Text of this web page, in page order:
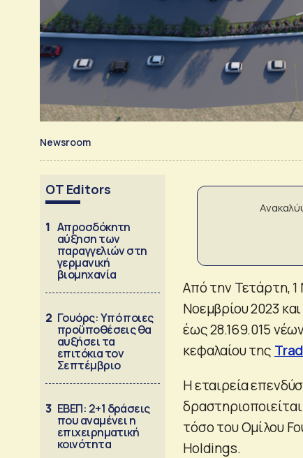
Newsroom
OT Editors
1 Απροσδόκητη
αύξηση των
παραγγελιών στη
γερμανική
βιομηχανία
2 Γουόρς: Υπό ποιες
προϋποθέσεις θα
αυξήσει τα
επιτόκια τον
Σεπτέμβριο
3 ΕΒΕΠ: 2+1 δράσεις
που αναμένει η
επιχειρηματική
κοινότητα
Από την Τετάρτη,
Νοεμβρίου 2023
έως 28.169.015
κεφαλαίου της
Η εταιρεία
τόσο του Ομίλου
Holdings.